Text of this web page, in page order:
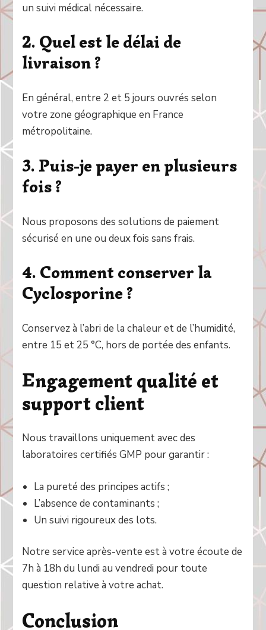
un suivi médical nécessaire.
2. Quel est le délai de
livraison ?
En général, entre 2 et 5 jours ouvrés selon
votre zone géographique en France
métropolitaine.
3. Puis-je payer en plusieurs
fois ?
Nous proposons des solutions de paiement
sécurisé en une ou deux fois sans frais.
4. Comment conserver la
Cyclosporine ?
Conservez à l’abri de la chaleur et de l’humidité,
entre 15 et 25 °C, hors de portée des enfants.
Engagement qualité et
support client
Nous travaillons uniquement avec des
laboratoires certifiés GMP pour garantir :
La pureté des principes actifs ;
L’absence de contaminants ;
Un suivi rigoureux des lots.
Notre service après-vente est à votre écoute de
7h à 18h du lundi au vendredi pour toute
question relative à votre achat.
Conclusion